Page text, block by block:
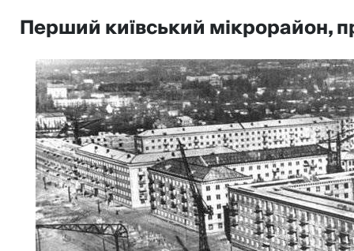
Перший київський мікрорайон,